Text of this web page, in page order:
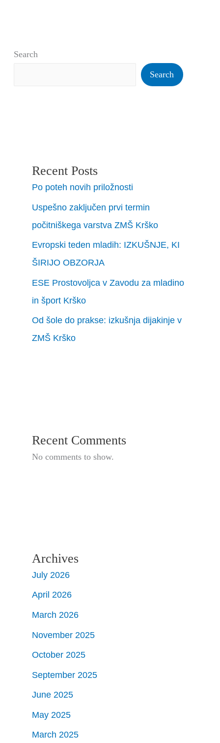
Search
Search
Recent Posts
Po poteh novih priložnosti
Uspešno zaključen prvi termin
počitniškega varstva ZMŠ Krško
Evropski teden mladih: IZKUŠNJE, KI
ŠIRIJO OBZORJA
ESE Prostovoljca v Zavodu za mladino
in šport Krško
Od šole do prakse: izkušnja dijakinje v
ZMŠ Krško
Recent Comments
No comments to show.
Archives
July 2026
April 2026
March 2026
November 2025
October 2025
September 2025
June 2025
May 2025
March 2025